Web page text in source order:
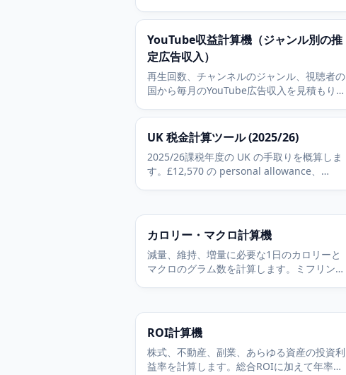
YouTube収益計算機（ジャンル別の推
定広告収入）
再生回数、チャンネルのジャンル、視聴者の
国から毎月のYouTube広告収入を見積もり
す。
UK 税金計算ツール (2025/26)
2025/26課税年度の UK の手取りを概算しま
す。£12,570 の personal allowance、
を含みます。
カロリー・マクロ計算機
減量、維持、増量に必要な1日のカロリーと
マクロのグラム数を計算します。ミフリン・
ROI計算機
株式、不動産、副業、あらゆる資産の投資利
益率を計算します。総合ROIに加えて年率換